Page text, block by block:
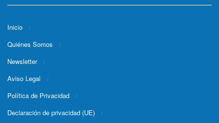
Inicio
Quiénes Somos
Newsletter
Aviso Legal
Política de Privacidad
Declaración de privacidad (UE)